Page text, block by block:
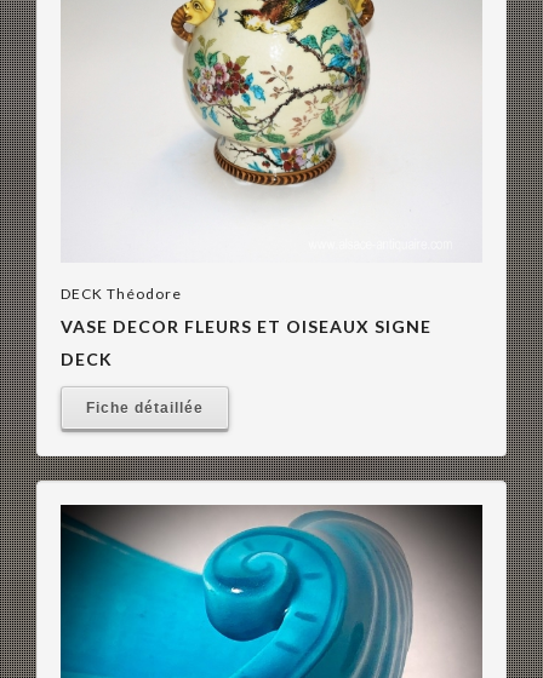
DECK Théodore
VASE DECOR FLEURS ET OISEAUX SIGNE
DECK
Fiche détaillée